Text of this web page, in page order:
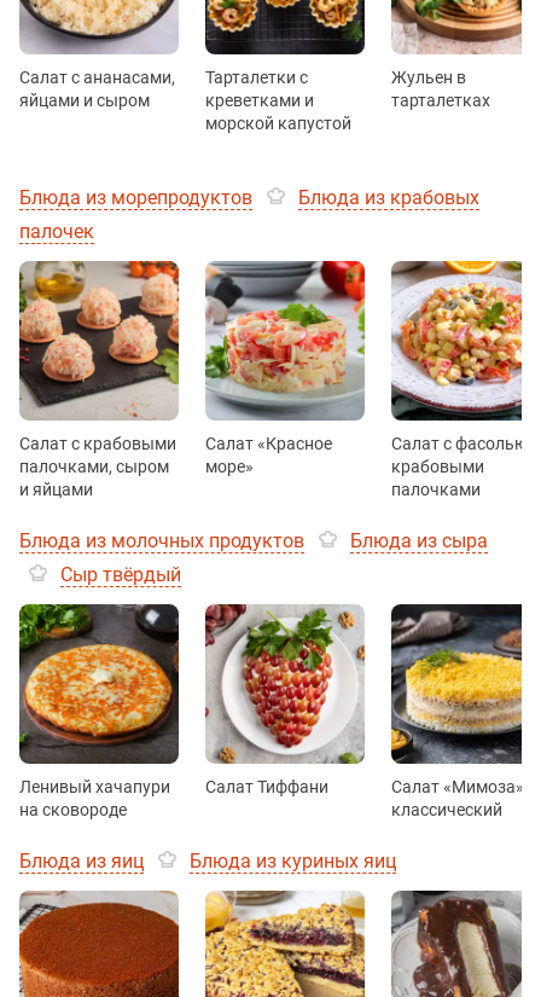
Салат с ананасами,
яйцами и сыром
Тарталетки с
креветками и
морской капустой
Жульен в
тарталетках
Блюда из морепродуктов
Блюда из крабовых
палочек
Салат с крабовыми
палочками, сыром
и яйцами
Салат «Красное
море»
Салат с фасолью и
крабовыми
палочками
Блюда из молочных продуктов
Блюда из сыра
Сыр твёрдый
Ленивый хачапури
на сковороде
Салат Тиффани
Салат «Мимоза»
классический
Блюда из яиц Блюда из куриных яиц